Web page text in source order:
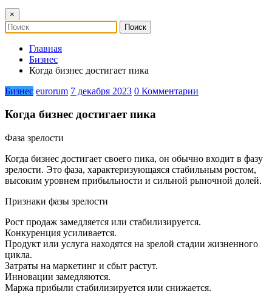
×
Главная
Бизнес
Когда бизнес достигает пика
Бизнес eurorum 7 декабря 2023 0 Комментарии
Когда бизнес достигает пика
Фаза зрелости
Когда бизнес достигает своего пика, он обычно входит в фазу
зрелости. Это фаза, характеризующаяся стабильным ростом,
высоким уровнем прибыльности и сильной рыночной долей.
Признаки фазы зрелости
Рост продаж замедляется или стабилизируется.
Конкуренция усиливается.
Продукт или услуга находятся на зрелой стадии жизненного
цикла.
Затраты на маркетинг и сбыт растут.
Инновации замедляются.
Маржа прибыли стабилизируется или снижается.